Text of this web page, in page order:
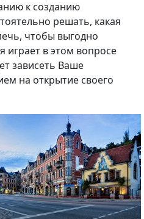
к созданию
решать, какая
чтобы выгодно
играет в этом вопросе
зависеть Ваше
на открытие своего